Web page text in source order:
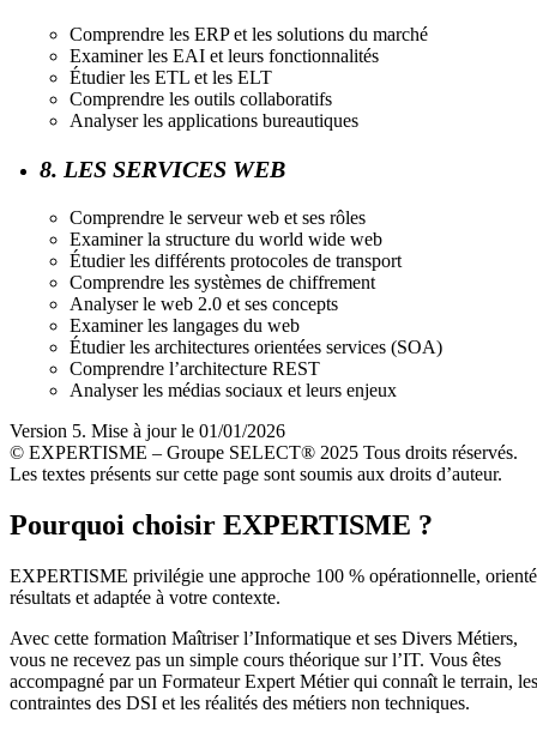
Comprendre les ERP et les solutions du marché
Examiner les EAI et leurs fonctionnalités
Étudier les ETL et les ELT
Comprendre les outils collaboratifs
Analyser les applications bureautiques
8. LES SERVICES WEB
Comprendre le serveur web et ses rôles
Examiner la structure du world wide web
Étudier les différents protocoles de transport
Comprendre les systèmes de chiffrement
Analyser le web 2.0 et ses concepts
Examiner les langages du web
Étudier les architectures orientées services (SOA)
Comprendre l’architecture REST
Analyser les médias sociaux et leurs enjeux
Version 5. Mise à jour le 01/01/2026
© EXPERTISME – Groupe SELECT® 2025 Tous droits réservés.
Les textes présents sur cette page sont soumis aux droits d’auteur.
Pourquoi choisir EXPERTISME ?
EXPERTISME privilégie une approche 100 % opérationnelle,
résultats et adaptée à votre contexte.
Avec cette formation Maîtriser l’Informatique et ses Divers Métiers,
vous ne recevez pas un simple cours théorique sur l’IT. Vous êtes
accompagné par un Formateur Expert Métier qui connaît le terrain, les
contraintes des DSI et les réalités des métiers non techniques.